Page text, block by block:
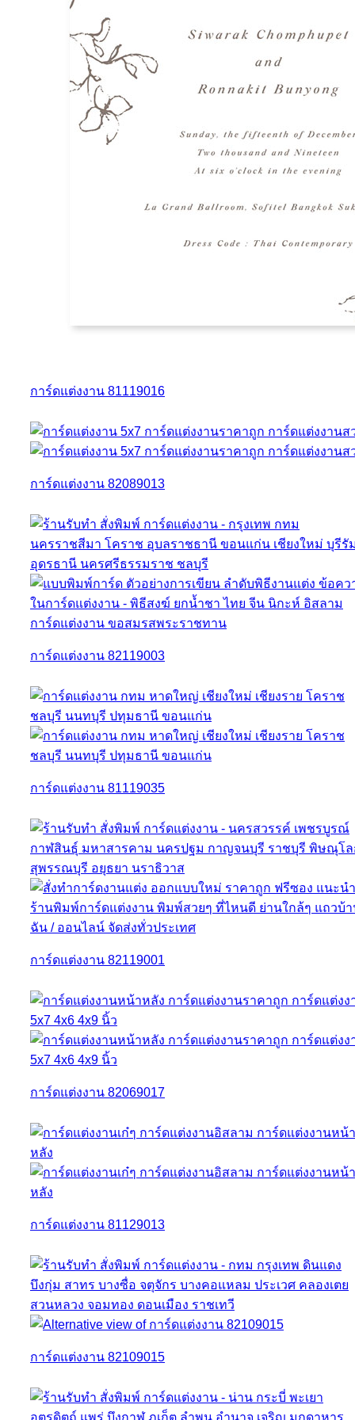
การ์ดแต่งงาน 81119016
การ์ดแต่งงาน 82089013
การ์ดแต่งงาน 82119003
การ์ดแต่งงาน 81119035
การ์ดแต่งงาน 82119001
การ์ดแต่งงาน 82069017
การ์ดแต่งงาน 81129013
การ์ดแต่งงาน 82109015